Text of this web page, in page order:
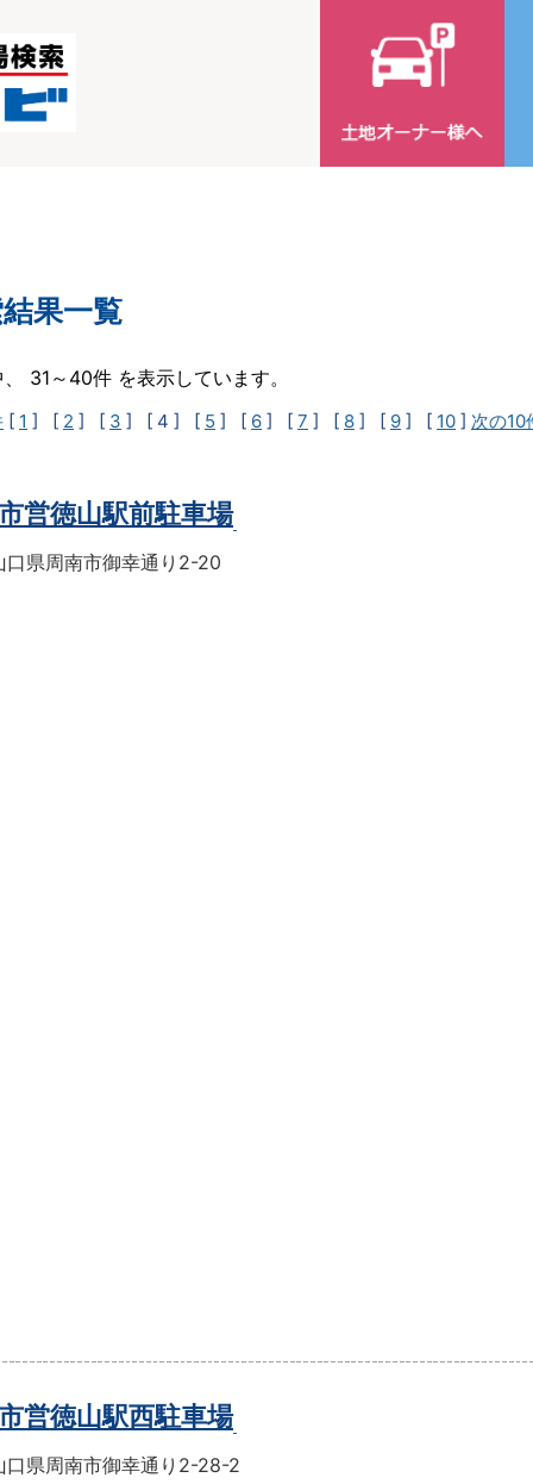
果一覧
31～40件 を表示しています。
[ 1 ] [ 2 ] [ 3 ] [ 4 ] [ 5 ] [ 6 ] [ 7 ] [ 8 ] [ 9 ] [ 10 ] 次の10
営徳山駅前駐車場
口県周南市御幸通り2-20
営徳山駅西駐車場
口県周南市御幸通り2-28-2